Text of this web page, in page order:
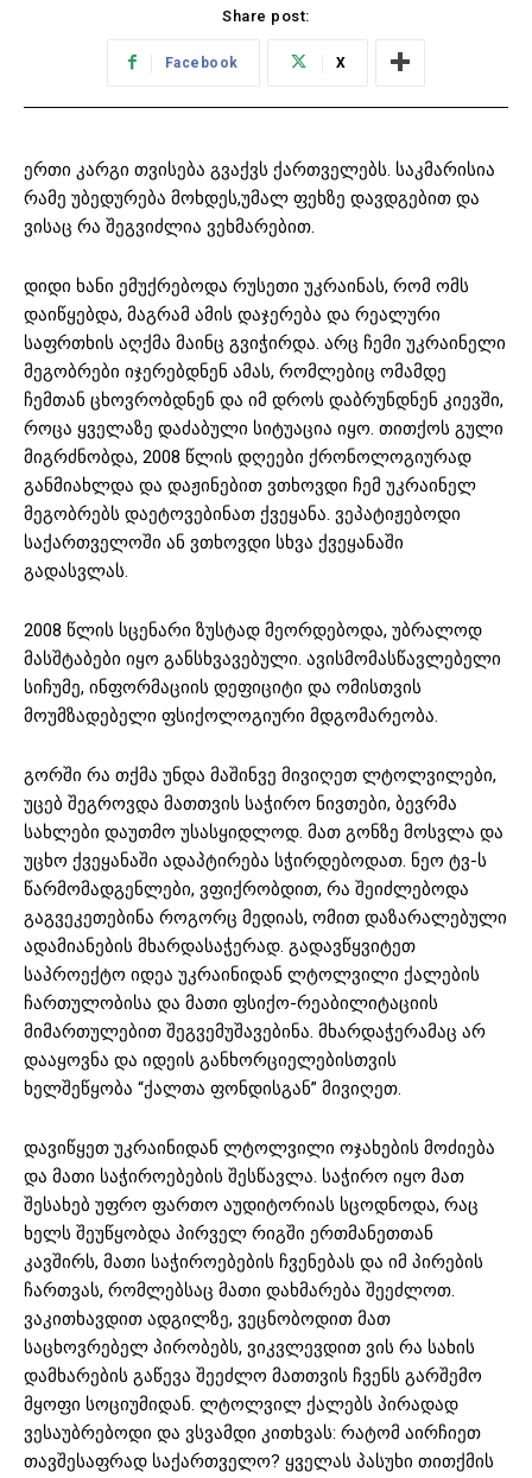
Share post:
Facebook X
ერთი კარგი თვისება გვაქვს ქართველებს. საკმარისია
რამე უბედურება მოხდეს,უმალ ფეხზე დავდგებით და
ვისაც რა შეგვიძლია ვეხმარებით.
დიდი ხანი ემუქრებოდა რუსეთი უკრაინას, რომ ომს
დაიწყებდა, მაგრამ ამის დაჯერება და რეალური
საფრთხის აღქმა მაინც გვიჭირდა. არც ჩემი უკრაინელი
მეგობრები იჯერებდნენ ამას, რომლებიც ომამდე
ჩემთან ცხოვრობდნენ და იმ დროს დაბრუნდნენ კიევში,
როცა ყველაზე დაძაბული სიტუაცია იყო. თითქოს გული
მიგრძნობდა, 2008 წლის დღეები ქრონოლოგიურად
განმიახლდა და დაჟინებით ვთხოვდი ჩემ უკრაინელ
მეგობრებს დაეტოვებინათ ქვეყანა. ვეპატიჟებოდი
საქართველოში ან ვთხოვდი სხვა ქვეყანაში
გადასვლას.
2008 წლის სცენარი ზუსტად მეორდებოდა, უბრალოდ
მასშტაბები იყო განსხვავებული. ავისმომასწავლებელი
სიჩუმე, ინფორმაციის დეფიციტი და ომისთვის
მოუმზადებელი ფსიქოლოგიური მდგომარეობა.
გორში რა თქმა უნდა მაშინვე მივიღეთ ლტოლვილები,
უცებ შეგროვდა მათთვის საჭირო ნივთები, ბევრმა
სახლები დაუთმო უსასყიდლოდ. მათ გონზე მოსვლა და
უცხო ქვეყანაში ადაპტირება სჭირდებოდათ. ნეო ტვ-ს
წარმომადგენლები, ვფიქრობდით, რა შეიძლებოდა
გაგვეკეთებინა როგორც მედიას, ომით დაზარალებული
ადამიანების მხარდასაჭერად. გადავწყვიტეთ
საპროექტო იდეა უკრაინიდან ლტოლვილი ქალების
ჩართულობისა და მათი ფსიქო-რეაბილიტაციის
მიმართულებით შეგვემუშავებინა. მხარდაჭერამაც არ
დააყოვნა და იდეის განხორციელებისთვის
ხელშეწყობა “ქალთა ფონდისგან” მივიღეთ.
დავიწყეთ უკრაინიდან ლტოლვილი ოჯახების მოძიება
და მათი საჭიროებების შესწავლა. საჭირო იყო მათ
შესახებ უფრო ფართო აუდიტორიას სცოდნოდა, რაც
ხელს შეუწყობდა პირველ რიგში ერთმანეთთან
კავშირს, მათი საჭიროებების ჩვენებას და იმ პირების
ჩართვას, რომლებსაც მათი დახმარება შეეძლოთ.
ვაკითხავდით ადგილზე, ვეცნობოდით მათ
საცხოვრებელ პირობებს, ვიკვლევდით ვის რა სახის
დამხარების გაწევა შეეძლო მათთვის ჩვენს გარშემო
მყოფი სოციუმიდან. ლტოლვილ ქალებს პირადად
ვესაუბრებოდი და ვსვამდი კითხვას: რატომ აირჩიეთ
თავშესაფრად საქართველო? ყველას პასუხი თითქმის